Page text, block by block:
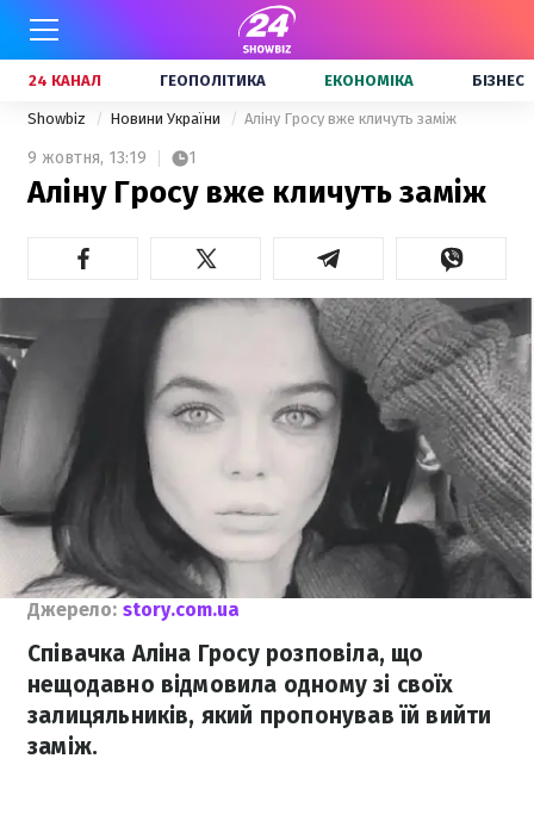
24 КАНАЛ ГЕОПОЛІТИКА ЕКОНОМІКА БІЗНЕС
Showbiz Новини України Аліну Гросу вже кличуть заміж
9 жовтня, 13:19 1
Аліну Гросу вже кличуть заміж
Джерело: story.com.ua
Співачка Аліна Гросу розповіла, що
нещодавно відмовила одному зі своїх
залицяльників, який пропонував їй вийти
заміж.